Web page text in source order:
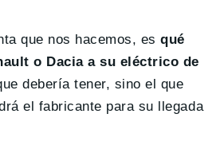
que nos hacemos, esqué
o Dacia a su eléctrico de
debería tener, sino el que
el fabricante para su llegada